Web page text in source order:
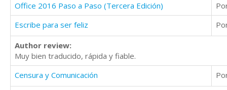
Office 2016 Paso a Paso (Tercera Edición)
Escribe para ser feliz
Author review:
Muy bien traducido, rápida y fiable.
Censura y Comunicación